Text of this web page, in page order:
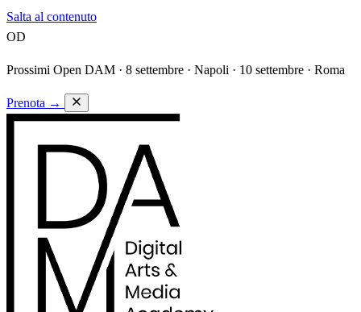
Salta al contenuto
OD
Prossimi Open DAM · 8 settembre · Napoli · 10 settembre · Roma
Prenota →